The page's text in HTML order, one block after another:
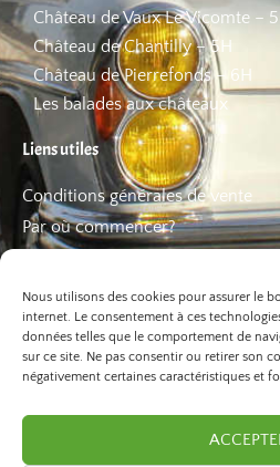
Nous utilisons des cookies pour assurer le
internet. Le consentement à ces
données telles que le comportement de
sur ce site. Ne pas consentir ou retirer son
négativement certaines caractéristiques et
Château de Vaux Le Vicomte –
Château de Chantilly – 5H
Château de Pierrefonds – 6H
Les balades aux châteaux
Liens utiles
Conditions générales de vente
Par où commencer?
Les bons plans